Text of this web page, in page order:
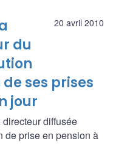
20 avril 2010
du
ses prises
jour
directeur diffusée
de prise en pension à